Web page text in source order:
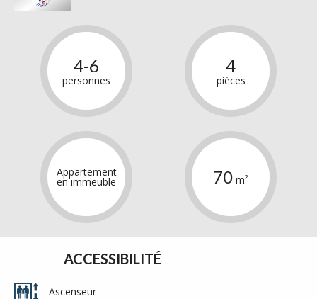
4-6
personnes
4
pièces
Appartement
en immeuble 70 m²
ACCESSIBILITÉ
Ascenseur